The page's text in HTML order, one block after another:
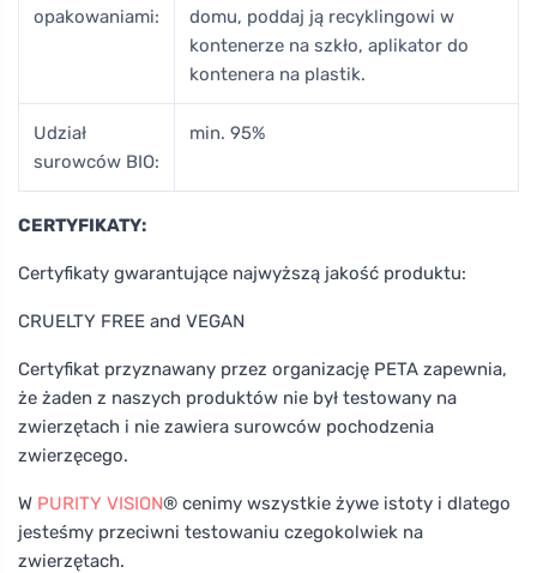
opakowaniami:
domu, poddaj ją recyklingowi w
kontenerze na szkło, aplikator do
kontenera na plastik.
Udział
surowców BIO:
min. 95%
CERTYFIKATY:
Certyfikaty gwarantujące najwyższą jakość produktu:
CRUELTY FREE and VEGAN
Certyfikat przyznawany przez organizację PETA zapewnia,
że żaden z naszych produktów nie był testowany na
zwierzętach i nie zawiera surowców pochodzenia
zwierzęcego.
W PURITY VISION® cenimy wszystkie żywe istoty i dlatego
jesteśmy przeciwni testowaniu czegokolwiek na
zwierzętach.